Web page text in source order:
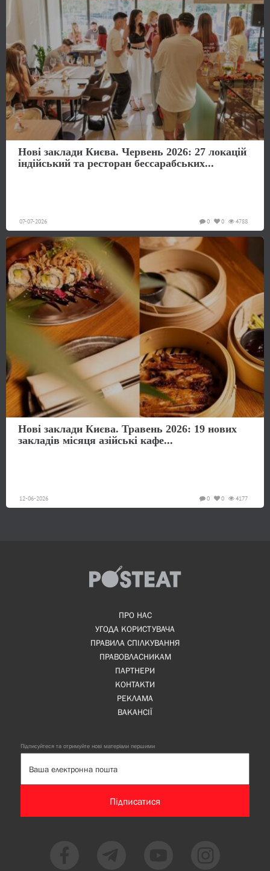
Нові заклади Києва. Червень 2026: 27 локацій
індійський та ресторан бессарабських...
07-07-2026 4788
0
0
Нові заклади Києва. Травень 2026: 19 нових
закладів місяця азійські кафе...
12-06-2026 4177
0
0
ПРО НАС
УГОДА КОРИСТУВАЧА
ПРАВИЛА СПІЛКУВАННЯ
ПРАВОВЛАСНИКАМ
ПАРТНЕРИ
КОНТАКТИ
РЕКЛАМА
ВАКАНСІЇ
Підписуйтеся та отримуйте нові матеріали першими
Підписатися